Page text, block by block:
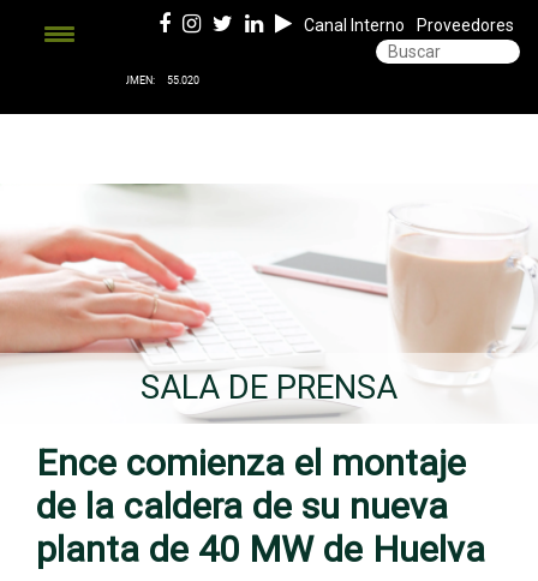
Canal Interno Proveedores
SALA DE PRENSA
Ence comienza el montaje
de la caldera de su nueva
planta de 40 MW de Huelva